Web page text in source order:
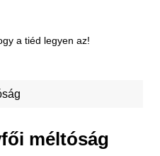
a tiéd legyen az!
méltóság